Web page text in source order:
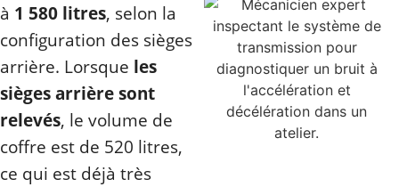
à 1 580 litres, selon la
configuration des sièges
arrière. Lorsque les
sièges arrière sont
relevés, le volume de
coffre est de 520 litres,
ce qui est déjà très